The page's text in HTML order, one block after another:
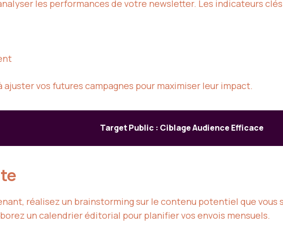
les performances de votre newsletter. Les indicateurs
ajuster vos futures campagnes pour maximiser leur impact.
Target Public : Ciblage Audience Efficace
réalisez un brainstorming sur le contenu potentiel que
un calendrier éditorial pour planifier vos envois mensuels.